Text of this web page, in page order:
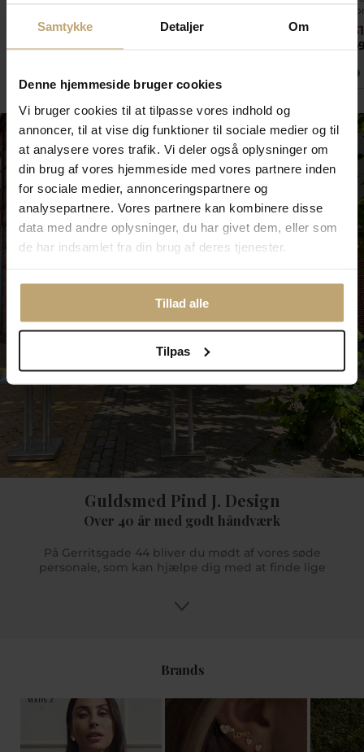
Samtykke Detaljer Om
Denne hjemmeside bruger cookies
Vi bruger cookies til at tilpasse vores indhold og
annoncer, til at vise dig funktioner til sociale medier og til
at analysere vores trafik. Vi deler også oplysninger om
din brug af vores hjemmeside med vores partnere inden
for sociale medier, annonceringspartnere og
analysepartnere. Vores partnere kan kombinere disse
data med andre oplysninger, du har givet dem, eller som
de har indsamlet fra din brug af deres tjenester.
Tillad alle
Tilpas
749,00 kr
599,20 kr 720,00 kr
Guldsmed Pind J. Design
Over 40 år med godt håndværk
På Gerritsgade 44 bliver du mødt af vores søde
personale, som kan hjælpe dig med at finde lige
dig med at bestille det hjem til dig hvis det er noget
Design eller online på www.pindj.dk.
Brands